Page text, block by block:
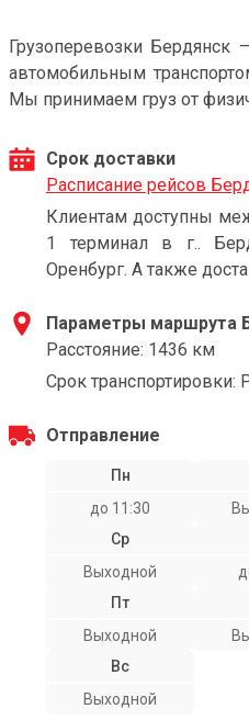
Грузоперевозки Бердянск
автомобильным
Мы принимаем груз от
Срок доставки
Расписание рейсов
Клиентам доступны
1 терминал в г..
Оренбург. А также
Параметры маршрута
Расстояние: 1436 км
Срок транспортировки:
Отправление
Пн
до 11:30
Ср
Выходной
Пт
Выходной
Вс
Выходной